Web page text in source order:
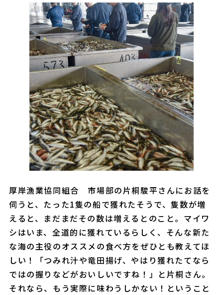
厚岸漁業協同組合 市場部の片桐駿平さんにお話を
伺うと、たった1隻の船で獲れたそうで、隻数が増
えると、まだまだその数は増えるとのこと。マイワ
シはいま、全道的に獲れているらしく、そんな新た
な海の主役のオススメの食べ方をぜひとも教えてほ
しい！「つみれ汁や竜田揚げ、やはり獲れたてなら
ではの握りなどがおいしいですね！」と片桐さん。
それなら、もう実際に味わうしかない！ということ